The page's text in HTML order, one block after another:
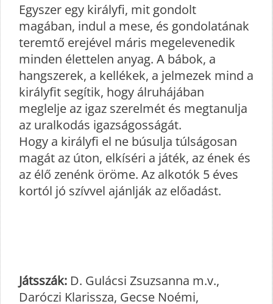
Egyszer egy királyfi, mit gondolt
magában, indul a mese, és gondolatának
teremtő erejével máris megelevenedik
minden élettelen anyag. A bábok, a
hangszerek, a kellékek, a jelmezek mind a
királyfit segítik, hogy álruhájában
meglelje az igaz szerelmét és megtanulja
az uralkodás igazságosságát.
Hogy a királyfi el ne búsulja túlságosan
magát az úton, elkíséri a játék, az ének és
az élő zenénk öröme. Az alkotók 5 éves
kortól jó szívvel ajánlják az előadást.
Játsszák: D. Gulácsi Zsuzsanna m.v.,
Daróczi Klarissza, Gecse Noémi,